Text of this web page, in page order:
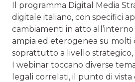
Il programma Digital Media
digitale italiano, con specifici
cambiamenti in atto
ampia ed eterogenea su
soprattutto a livello strategico,
I webinar toccano diverse
legali correlati, il punto di